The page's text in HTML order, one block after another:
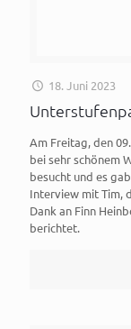
18. Juni 2023
Am Freitag, den
bei sehr schönem
besucht und es
Interview mit Tim,
Dank an Finn
berichtet.